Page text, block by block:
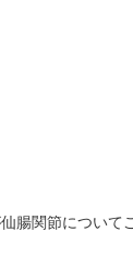
腸関節について